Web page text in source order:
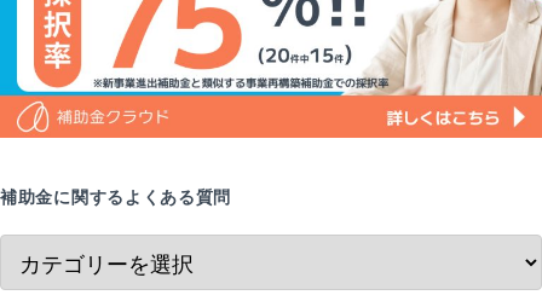
補助金に関するよくある質問